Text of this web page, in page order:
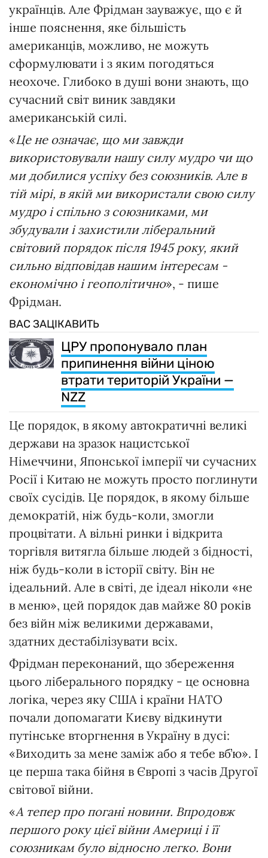
українців. Але Фрідман зауважує, що є й
інше пояснення, яке більшість
американців, можливо, не можуть
сформулювати і з яким погодяться
неохоче. Глибоко в душі вони знають, що
сучасний світ виник завдяки
американській силі.
«Це не означає, що ми завжди
використовували нашу силу мудро чи що
ми добилися успіху без союзників. Але в
тій мірі, в якій ми використали свою силу
мудро і спільно з союзниками, ми
збудували і захистили ліберальний
світовий порядок після 1945 року, який
сильно відповідав нашим інтересам -
економічно і геополітично», - пише
Фрідман.
ВАС ЗАЦІКАВИТЬ
ЦРУ пропонувало план
припинення війни ціною
втрати територій України —
NZZ
Це порядок, в якому автократичні великі
держави на зразок нацистської
Німеччини, Японської імперії чи сучасних
Росії і Китаю не можуть просто поглинути
своїх сусідів. Це порядок, в якому більше
демократій, ніж будь-коли, змогли
процвітати. А вільні ринки і відкрита
торгівля витягла більше людей з бідності,
ніж будь-коли в історії світу. Він не
ідеальний. Але в світі, де ідеал ніколи «не
в меню», цей порядок дав майже 80 років
без війн між великими державами,
здатних дестабілізувати всіх.
Фрідман переконаний, що збереження
цього ліберального порядку - це основна
логіка, через яку США і країни НАТО
почали допомагати Києву відкинути
путінське вторгнення в Україну в дусі:
«Виходить за мене заміж або я тебе вб’ю». І
це перша така бійня в Європі з часів Другої
світової війни.
«А тепер про погані новини. Впродовж
першого року цієї війни Америці і її
союзникам було відносно легко. Вони